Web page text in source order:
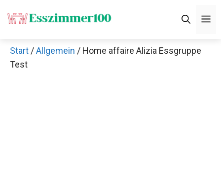
Inhalt
Start /Allgemein / Home affaire Alizia Essgruppe
Test